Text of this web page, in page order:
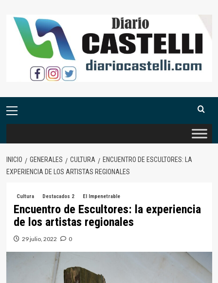
contenido
Menú
INICIO GENERALES CULTURA
ENCUENTRO DE ESCULTORES: LA
EXPERIENCIA DE LOS ARTISTAS REGIONALES
Cultura Destacados 2 El Impenetrable
Encuentro de Escultores: la experiencia
de los artistas regionales
29 julio, 2022 0